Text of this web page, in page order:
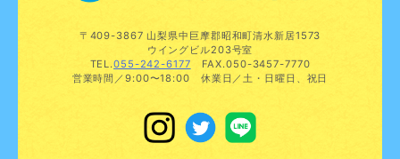
〒409-3867 山梨県中巨摩郡昭和町清水新居1573
ウイングビル203号室
TEL.055-242-6177 FAX.050-3457-7770
営業時間／9:00〜18:00 休業日／土・日曜日、祝日